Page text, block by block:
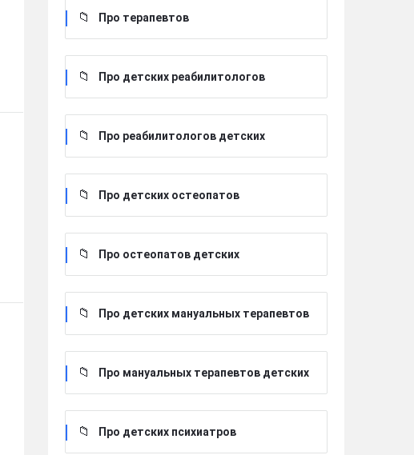
Про терапевтов
Про детских реабилитологов
Про реабилитологов детских
Про детских остеопатов
Про остеопатов детских
Про детских мануальных терапевтов
Про мануальных терапевтов детских
Про детских психиатров